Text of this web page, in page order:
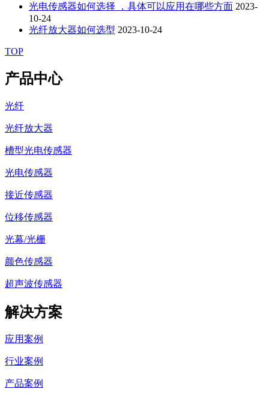
光电传感器如何选择 ，具体可以应用在哪些方面 2023-
10-24
光纤放大器如何选型 2023-10-24
TOP
产品中心
光纤
光纤放大器
槽型光电传感器
光电传感器
接近传感器
位移传感器
光幕/光栅
颜色传感器
超声波传感器
解决方案
应用案例
行业案例
产品案例